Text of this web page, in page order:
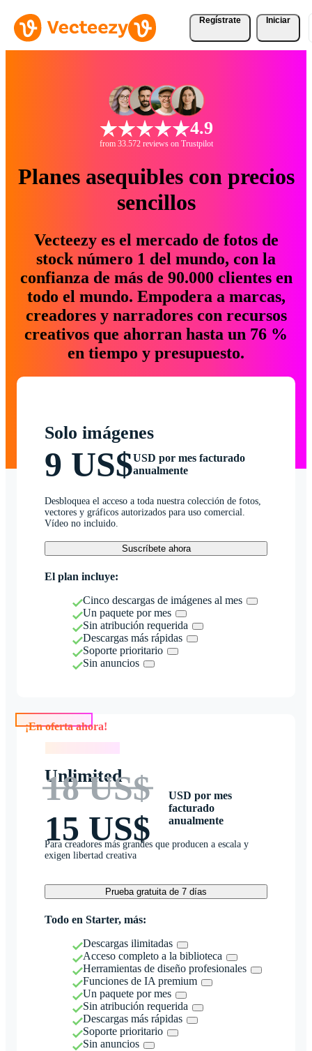
Regístrate Iniciar
4.9
from 33.572 reviews on Trustpilot
Planes asequibles con precios
sencillos
Vecteezy es el mercado de fotos de
stock número 1 del mundo, con la
confianza de más de 90.000 clientes en
todo el mundo. Empodera a marcas,
creadores y narradores con recursos
creativos que ahorran hasta un 76 %
en tiempo y presupuesto.
Solo imágenes
9 US$USD por mes facturado
anualmente
Desbloquea el acceso a toda nuestra colección de fotos,
vectores y gráficos autorizados para uso comercial.
Vídeo no incluido.
Suscríbete ahora
El plan incluye:
Cinco descargas de imágenes al mes
Un paquete por mes
Sin atribución requerida
Descargas más rápidas
Soporte prioritario
Sin anuncios
Unlimited
18 US$
15 US$
USD por mes
facturado
anualmente
Para creadores más grandes que producen a escala y
exigen libertad creativa
Prueba gratuita de 7 días
Todo en Starter, más:
Descargas ilimitadas
Acceso completo a la biblioteca
Herramientas de diseño profesionales
Funciones de IA premium
Un paquete por mes
Sin atribución requerida
Descargas más rápidas
Soporte prioritario
Sin anuncios